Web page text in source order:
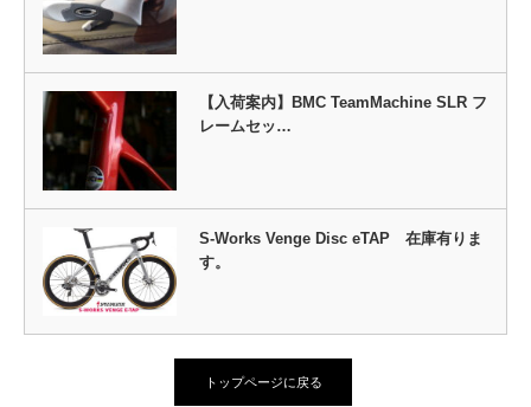
【入荷案内】BMC TeamMachine SLR フ
レームセッ…
S-Works Venge Disc eTAP 在庫有りま
す。
トップページに戻る